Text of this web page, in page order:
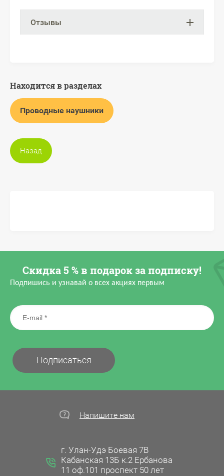
Отзывы
Находится в разделах
Проводные наушники
Назад
Скидка 5 % в подарок за подписку!
Подпишись и узнавай о всех акциях первым
Подписаться
Напишите нам
г. Улан-Удэ Боевая 7В
Кабанская 13Б к.2 Ербанова
11 оф.101 проспект 50 лет